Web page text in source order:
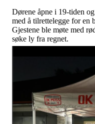
Dørene åpne i 19-tiden
med å tilrettelegge for en
Gjestene ble møte med
søke ly fra regnet.